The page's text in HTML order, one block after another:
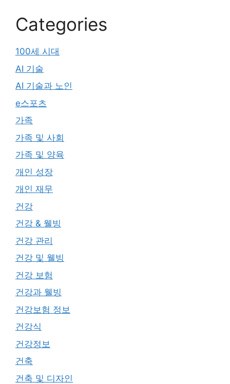
Categories
100세 시대
AI 기술
AI 기술과 노인
e스포츠
가족
가족 및 사회
가족 및 양육
개인 성장
개인 재무
건강
건강 & 웰빙
건강 관리
건강 및 웰빙
건강 보험
건강과 웰빙
건강보험 정보
건강식
건강정보
건축
건축 및 디자인